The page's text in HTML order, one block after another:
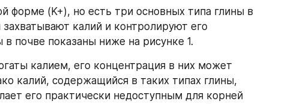
форме (K+), но есть три основных типа глины в
калий и контролируют его
почве показаны ниже на рисунке 1.
калием, его концентрация в них может
калий, содержащийся в таких типах глины,
его практически недоступным для корней